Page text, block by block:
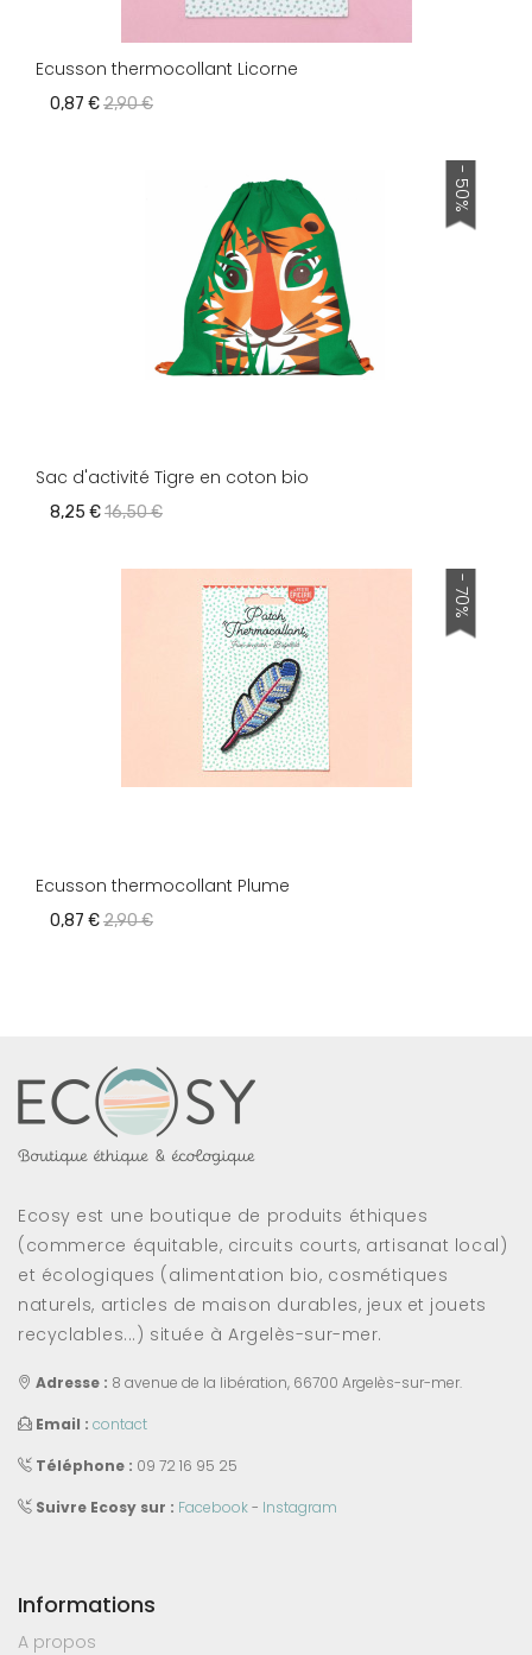
Ecusson thermocollant Licorne
0,87 €2,90 €
- 50%
Sac d'activité Tigre en coton bio
8,25 €16,50 €
- 70%
Ecusson thermocollant Plume
0,87 €2,90 €
Ecosy est une boutique de produits éthiques
(commerce équitable, circuits courts, artisanat local)
et écologiques (alimentation bio, cosmétiques
naturels, articles de maison durables, jeux et jouets
recyclables...) située à Argelès-sur-mer.
Adresse : 8 avenue de la libération, 66700 Argelès-sur-mer.
Email : contact
Téléphone : 09 72 16 95 25
Suivre Ecosy sur : Facebook- Instagram
Informations
A propos